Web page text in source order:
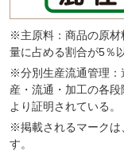
※主原料：商品の原材
量に占める割合が5％
※分別生産流通管理：
産・流通・加工の各
より証明されている。
※掲載されるマークは
す。